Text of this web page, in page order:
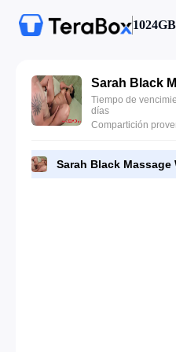
Tiempo de
días
Compartición